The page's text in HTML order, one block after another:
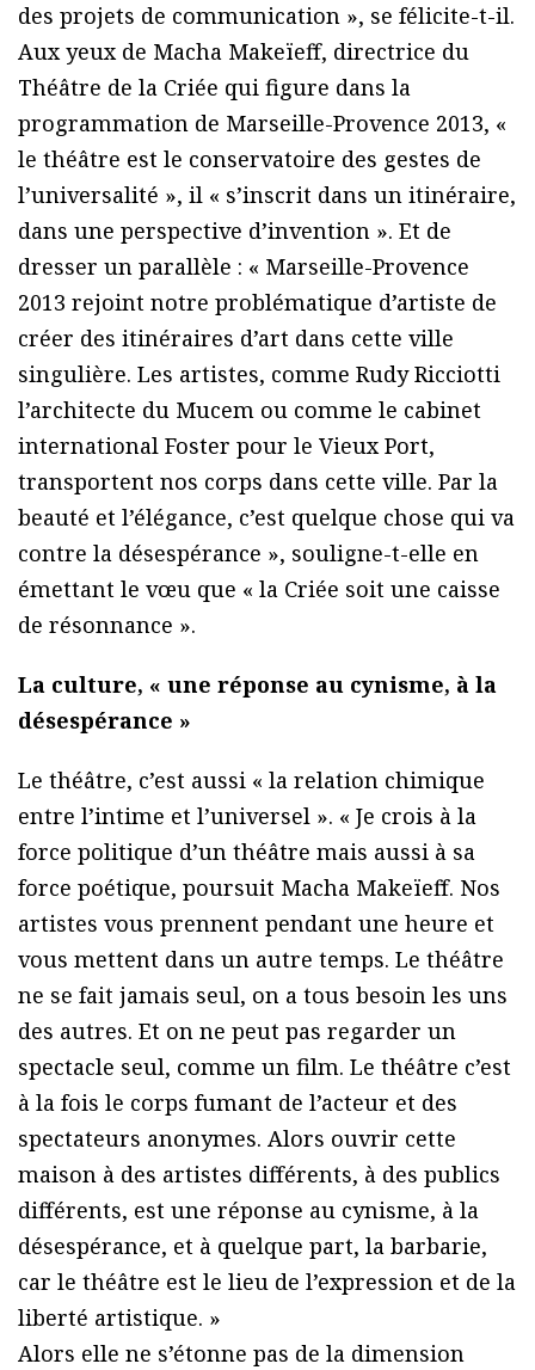
des projets de communication », se félicite-t-il.
Aux yeux de Macha Makeïeff, directrice du
Théâtre de la Criée qui figure dans la
programmation de Marseille-Provence 2013, «
le théâtre est le conservatoire des gestes de
l’universalité », il « s’inscrit dans un itinéraire,
dans une perspective d’invention ». Et de
dresser un parallèle : « Marseille-Provence
2013 rejoint notre problématique d’artiste de
créer des itinéraires d’art dans cette ville
singulière. Les artistes, comme Rudy Ricciotti
l’architecte du Mucem ou comme le cabinet
international Foster pour le Vieux Port,
transportent nos corps dans cette ville. Par la
beauté et l’élégance, c’est quelque chose qui va
contre la désespérance », souligne-t-elle en
émettant le vœu que « la Criée soit une caisse
de résonnance ».
La culture, « une réponse au cynisme, à la
désespérance »
Le théâtre, c’est aussi « la relation chimique
entre l’intime et l’universel ». « Je crois à la
force politique d’un théâtre mais aussi à sa
force poétique, poursuit Macha Makeïeff. Nos
artistes vous prennent pendant une heure et
vous mettent dans un autre temps. Le théâtre
ne se fait jamais seul, on a tous besoin les uns
des autres. Et on ne peut pas regarder un
spectacle seul, comme un film. Le théâtre c’est
à la fois le corps fumant de l’acteur et des
spectateurs anonymes. Alors ouvrir cette
maison à des artistes différents, à des publics
différents, est une réponse au cynisme, à la
désespérance, et à quelque part, la barbarie,
car le théâtre est le lieu de l’expression et de la
liberté artistique. »
Alors elle ne s’étonne pas de la dimension